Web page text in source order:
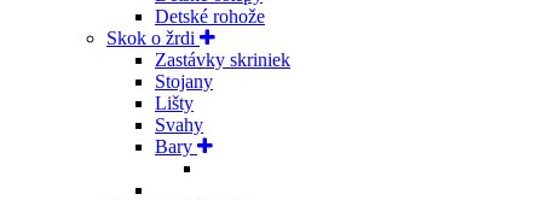
Detské rohože
Skok o žrdi
Zastávky skriniek
Stojany
Lišty
Svahy
Bary